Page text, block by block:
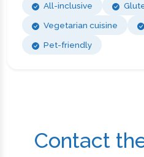
All-inclusive
Vegetarian cuisine
Pet-friendly
Contact